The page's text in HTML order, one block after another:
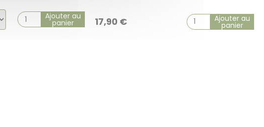
Ajouter au
panier 17,90 € Ajouter au
panier